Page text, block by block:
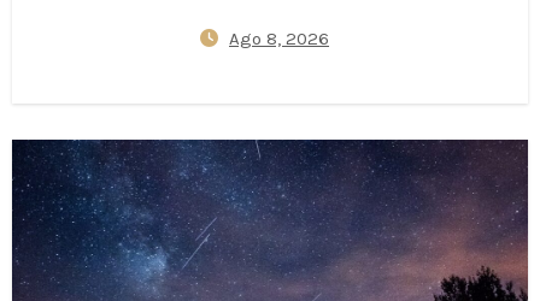
J‑Alert, Protocolos de Abrigo
de 72 Horas
Ago 8, 2026